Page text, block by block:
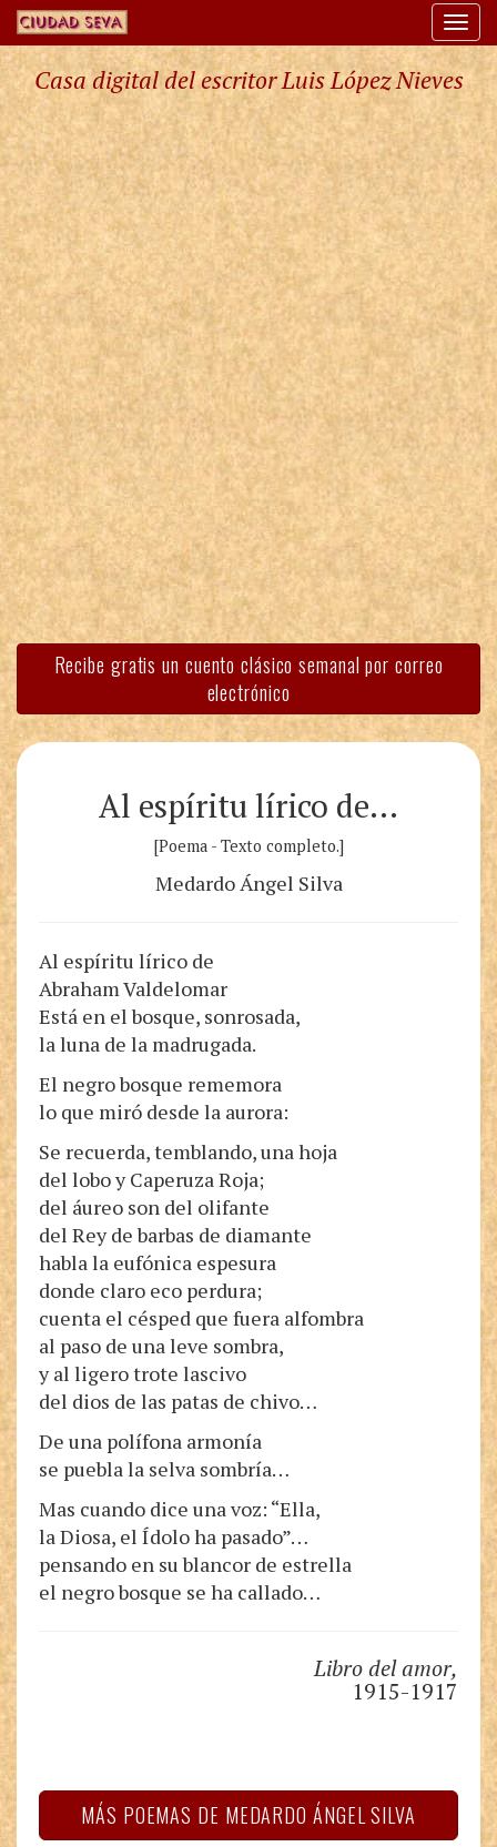
Casa digital del escritor Luis López Nieves
Recibe gratis un cuento clásico semanal por correo
electrónico
Al espíritu lírico de…
[Poema - Texto completo.]
Medardo Ángel Silva
Al espíritu lírico de
Abraham Valdelomar
Está en el bosque, sonrosada,
la luna de la madrugada.
El negro bosque rememora
lo que miró desde la aurora:
Se recuerda, temblando, una hoja
del lobo y Caperuza Roja;
del áureo son del olifante
del Rey de barbas de diamante
habla la eufónica espesura
donde claro eco perdura;
cuenta el césped que fuera alfombra
al paso de una leve sombra,
y al ligero trote lascivo
del dios de las patas de chivo…
De una polífona armonía
se puebla la selva sombría…
Mas cuando dice una voz: “Ella,
la Diosa, el Ídolo ha pasado”…
pensando en su blancor de estrella
el negro bosque se ha callado…
Libro del amor,
1915-1917
MÁS POEMAS DE MEDARDO ÁNGEL SILVA